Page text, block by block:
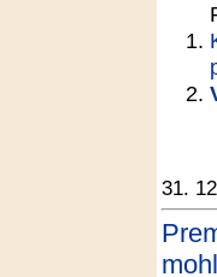
31.